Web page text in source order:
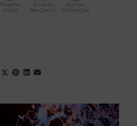
Πάμελα
Λύτρα
Ευτέρπη
Μουζακίτη
Αιμίλιος
Παλάντζας